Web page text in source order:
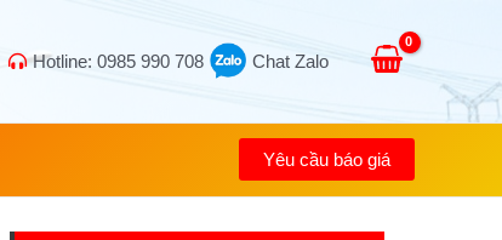
Hotline: 0985 990 708 Chat Zalo
Yêu cầu báo giá